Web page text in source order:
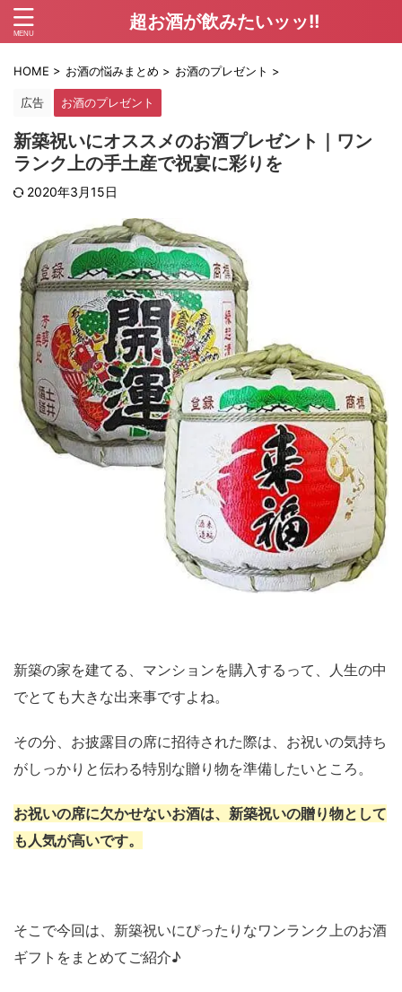
超お酒が飲みたいッッ!!
HOME > お酒の悩みまとめ > お酒のプレゼント >
広告 お酒のプレゼント
新築祝いにオススメのお酒プレゼント｜ワン
ランク上の手土産で祝宴に彩りを
2020年3月15日
新築の家を建てる、マンションを購入するって、人生の中
でとても大きな出来事ですよね。
その分、お披露目の席に招待された際は、お祝いの気持ち
がしっかりと伝わる特別な贈り物を準備したいところ。
お祝いの席に欠かせないお酒は、新築祝いの贈り物として
も人気が高いです。
そこで今回は、新築祝いにぴったりなワンランク上のお酒
ギフトをまとめてご紹介♪